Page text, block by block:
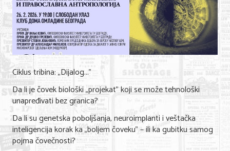
Kuća i bašta
Zdravlje i medicina
Sport i rekreacija
Hobi i razonoda
ADRESAR
Posao
Usluge
Ciklus tribina: „Dijalog..."
Da li je čovek biološki „projekat" koji se može tehnološki
unapređivati bez granica?
Da li su genetska poboljšanja, neuroimplanti i veštačka
inteligencija korak ka „boljem čoveku" – ili ka gubitku samog
pojma čovečnosti?